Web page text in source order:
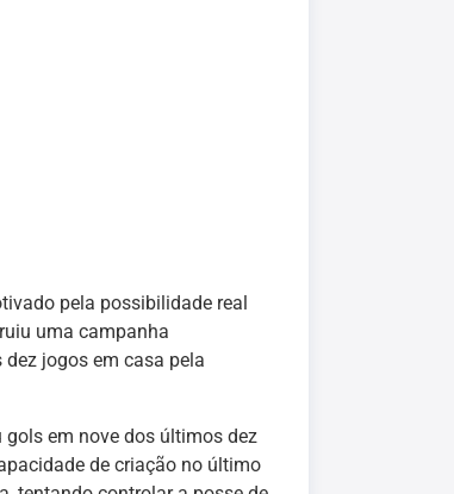
pela possibilidade real
uma campanha
jogos em casa pela
em nove dos últimos dez
de criação no último